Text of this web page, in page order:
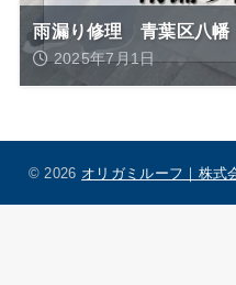
雨漏り修理 青葉区八幡
2025年7月1日
© 2026 オリガミルーフ｜株式